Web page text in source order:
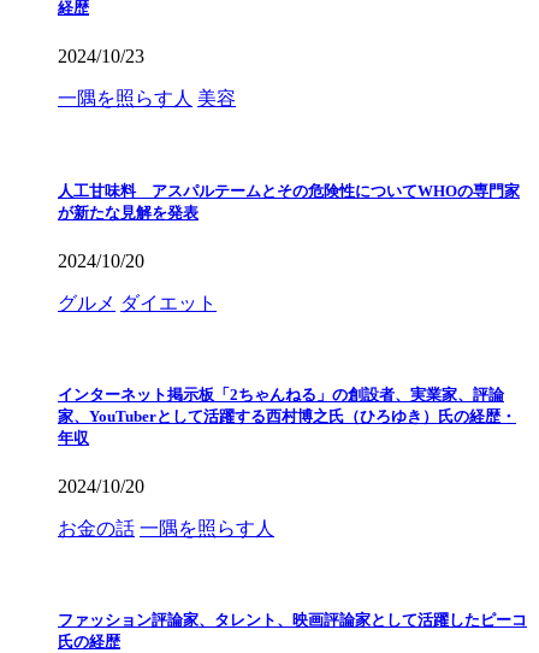
経歴
2024/10/23
一隅を照らす人 美容
人工甘味料 アスパルテームとその危険性についてWHOの専門家
が新たな見解を発表
2024/10/20
グルメ ダイエット
インターネット掲示板「2ちゃんねる」の創設者、実業家、評論
家、YouTuberとして活躍する西村博之氏（ひろゆき）氏の経歴・
年収
2024/10/20
お金の話 一隅を照らす人
ファッション評論家、タレント、映画評論家として活躍したピーコ
氏の経歴